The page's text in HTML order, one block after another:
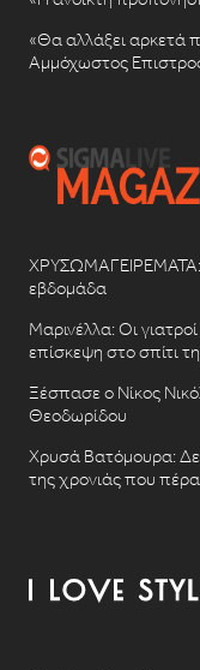
«Θα αλλάξει αρκετά
Αμμόχωστος
ΧΡΥΣΩΜΑΓΕΙΡΕΜΑΤΑ:
εβδομάδα
Μαρινέλλα: Οι
επίσκεψη στο σπίτι
Ξέσπασε ο Νίκος
Θεοδωρίδου
Χρυσά Βατόμουρα:
της χρονιάς που